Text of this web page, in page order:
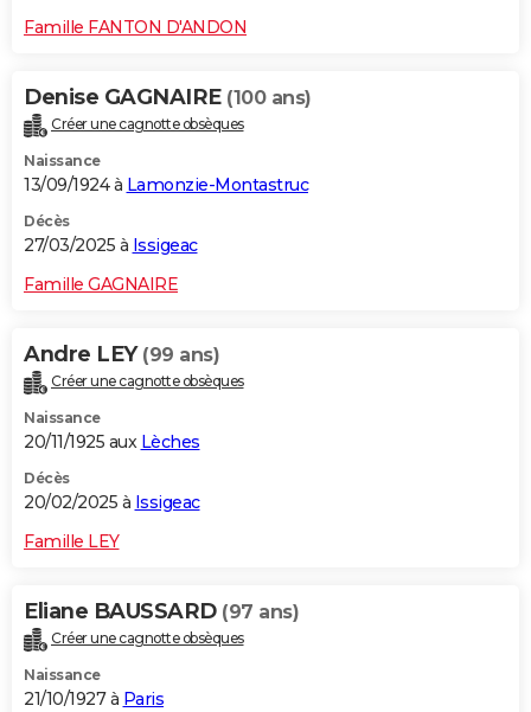
Famille FANTON D'ANDON
Denise GAGNAIRE (100 ans)
Créer une cagnotte obsèques
Naissance
13/09/1924 à Lamonzie-Montastruc
Décès
27/03/2025 à Issigeac
Famille GAGNAIRE
Andre LEY (99 ans)
Créer une cagnotte obsèques
Naissance
20/11/1925 aux Lèches
Décès
20/02/2025 à Issigeac
Famille LEY
Eliane BAUSSARD (97 ans)
Créer une cagnotte obsèques
Naissance
21/10/1927 à Paris